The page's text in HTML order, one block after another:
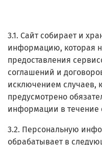
3.1. Сайт собирает и
информацию, которая
предоставления
соглашений и
исключением случаев,
предусмотрено
информации в течение
3.2. Персональную
обрабатывает в